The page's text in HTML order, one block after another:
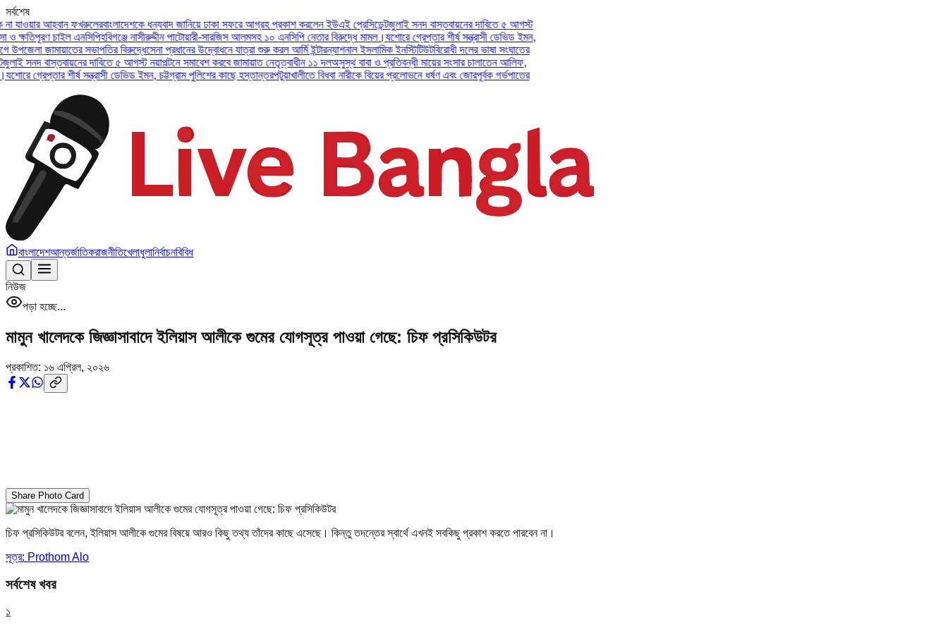
সর্বশেষ
আহ্বান ফখরুলেরবাংলাদেশকে ধন্যবাদ জানিয়ে ঢাকা সফরে আগ্রহ প্রকাশ করলেন ইউএই প্রেসিডেন্টজুলাই সনদ বাস্তবায়নের দাবিতে ৫ আগস্ট
চাইল এনসিপিহবিগঞ্জে নাসীরুদ্দীন পাটোয়ারী-সারজিস আলমসহ ১০ এনসিপি নেতার বিরুদ্ধে মামল।যশোরে গ্রেপ্তার শীর্ষ সন্ত্রাসী ডেভিড ইমন,
জামায়াতের সভাপতির বিরুদ্ধেসেনা প্রধানের উদ্বোধনে যাত্রা শুরু করল আর্মি ইন্টারন্যাশনাল ইসলামিক ইনস্টিটিউটবিরোধী দলের ভাষা সংঘাতের
বাস্তবায়নের দাবিতে ৫ আগস্ট নয়াপল্টনে সমাবেশ করবে জামায়াত নেতৃত্বাধীন ১১ দলঅসুস্থ বাবা ও প্রতিবন্ধী মায়ের সংসার চালাতেন আলিফ,
শীর্ষ সন্ত্রাসী ডেভিড ইমন, চট্টগ্রাম পুলিশের কাছে হস্তান্তরপটুয়াখালীতে বিধবা নারীকে বিয়ের প্রলোভনে ধর্ষণ এবং জোরপূর্বক গর্ভপাতের
বাংলাদেশআন্তর্জাতিকরাজনীতিখেলাধুলানির্বাচনবিবিধ
নিউজ
পড়া হচ্ছে...
মামুন খালেদকে জিজ্ঞাসাবাদে ইলিয়াস আলীকে গুমের যোগসূত্র পাওয়া গেছে: চিফ প্রসিকিউটর
প্রকাশিত: ১৬ এপ্রিল, ২০২৬
Share Photo Card
চিফ প্রসিকিউটর বলেন, ইলিয়াস আলীকে গুমের বিষয়ে আরও কিছু তথ্য তাঁদের কাছে এসেছে। কিন্তু তদন্তের স্বার্থে এখনই সবকিছু প্রকাশ করতে পারবেন না।
সূত্র: Prothom Alo
সর্বশেষ খবর
১